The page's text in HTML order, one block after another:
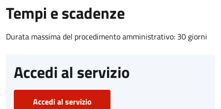
Tempi e scadenze
Durata massima del procedimento amministrativo: 30 giorni
Accedi al servizio
Accedi al servizio